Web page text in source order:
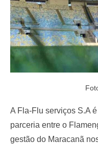
A Fla-Flu serviços S.A
parceria entre o
gestão do Maracanã